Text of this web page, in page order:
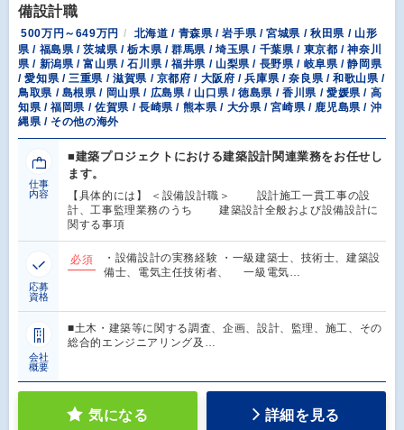
備設計職
500万円～649万円
北海道 / 青森県 / 岩手県 / 宮城県 / 秋田県 / 山形
県 / 福島県 / 茨城県 / 栃木県 / 群馬県 / 埼玉県 / 千葉県 / 東京都 / 神奈川
県 / 新潟県 / 富山県 / 石川県 / 福井県 / 山梨県 / 長野県 / 岐阜県 / 静岡県
/ 愛知県 / 三重県 / 滋賀県 / 京都府 / 大阪府 / 兵庫県 / 奈良県 / 和歌山県 /
鳥取県 / 島根県 / 岡山県 / 広島県 / 山口県 / 徳島県 / 香川県 / 愛媛県 / 高
知県 / 福岡県 / 佐賀県 / 長崎県 / 熊本県 / 大分県 / 宮崎県 / 鹿児島県 / 沖
縄県 / その他の海外
仕事
内容
■建築プロジェクトにおける建築設計関連業務をお任せし
ます。
【具体的には】 ＜設備設計職＞ 設計施工一貫工事の設
計、工事監理業務のうち 建築設計全般および設備設計に
関する事項
応募
資格
必須
・設備設計の実務経験 ・一級建築士、技術士、建築設
備士、電気主任技術者、 一級電気…
会社
概要
■土木・建築等に関する調査、企画、設計、監理、施工、その
総合的エンジニアリング及…
気になる 詳細を見る